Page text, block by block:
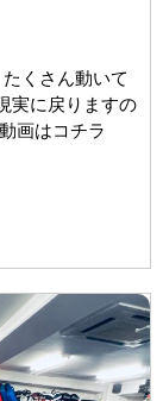
くさん動いて
実に戻りますの
画はコチラ